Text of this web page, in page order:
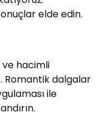
elde edin.
ve hacimli
Romantik dalgalar
ile